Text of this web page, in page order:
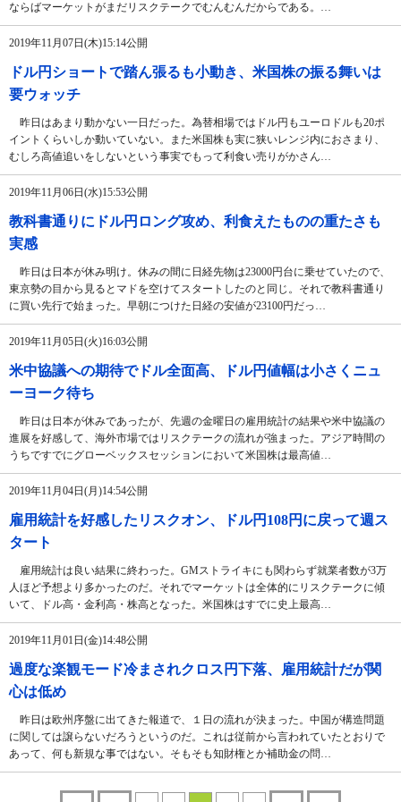
ならばマーケットがまだリスクテークでむんむんだからである。…
2019年11月07日(木)15:14公開
ドル円ショートで踏ん張るも小動き、米国株の振る舞いは
要ウォッチ
昨日はあまり動かない一日だった。為替相場ではドル円もユーロドルも20ポ
イントくらいしか動いていない。また米国株も実に狭いレンジ内におさまり、
むしろ高値追いをしないという事実でもって利食い売りがかさん…
2019年11月06日(水)15:53公開
教科書通りにドル円ロング攻め、利食えたものの重たさも
実感
昨日は日本が休み明け。休みの間に日経先物は23000円台に乗せていたので、
東京勢の目から見るとマドを空けてスタートしたのと同じ。それで教科書通り
に買い先行で始まった。早朝につけた日経の安値が23100円だっ…
2019年11月05日(火)16:03公開
米中協議への期待でドル全面高、ドル円値幅は小さくニュ
ーヨーク待ち
昨日は日本が休みであったが、先週の金曜日の雇用統計の結果や米中協議の
進展を好感して、海外市場ではリスクテークの流れが強まった。アジア時間の
うちですでにグローベックスセッションにおいて米国株は最高値…
2019年11月04日(月)14:54公開
雇用統計を好感したリスクオン、ドル円108円に戻って週ス
タート
雇用統計は良い結果に終わった。GMストライキにも関わらず就業者数が3万
人ほど予想より多かったのだ。それでマーケットは全体的にリスクテークに傾
いて、ドル高・金利高・株高となった。米国株はすでに史上最高…
2019年11月01日(金)14:48公開
過度な楽観モード冷まされクロス円下落、雇用統計だが関
心は低め
昨日は欧州序盤に出てきた報道で、１日の流れが決まった。中国が構造問題
に関しては譲らないだろうというのだ。これは従前から言われていたとおりで
あって、何も新規な事ではない。そもそも知財権とか補助金の問…